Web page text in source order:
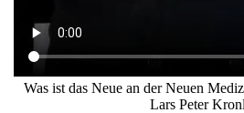
Was ist das Neue an der Neuen
Lars Peter